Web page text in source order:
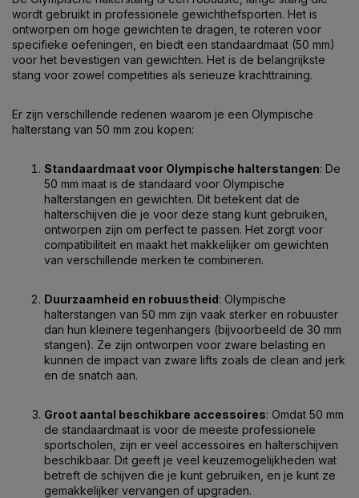
wordt gebruikt in professionele gewichthefsporten. Het is
ontworpen om hoge gewichten te dragen, te roteren voor
specifieke oefeningen, en biedt een standaardmaat (50 mm)
voor het bevestigen van gewichten. Het is de belangrijkste
stang voor zowel competities als serieuze krachttraining.
Er zijn verschillende redenen waarom je een Olympische
halterstang van 50 mm zou kopen:
Standaardmaat voor Olympische halterstangen: De
50 mm maat is de standaard voor Olympische
halterstangen en gewichten. Dit betekent dat de
halterschijven die je voor deze stang kunt gebruiken,
ontworpen zijn om perfect te passen. Het zorgt voor
compatibiliteit en maakt het makkelijker om gewichten
van verschillende merken te combineren.
Duurzaamheid en robuustheid: Olympische
halterstangen van 50 mm zijn vaak sterker en robuuster
dan hun kleinere tegenhangers (bijvoorbeeld de 30 mm
stangen). Ze zijn ontworpen voor zware belasting en
kunnen de impact van zware lifts zoals de clean and jerk
en de snatch aan.
Groot aantal beschikbare accessoires: Omdat 50 mm
de standaardmaat is voor de meeste professionele
sportscholen, zijn er veel accessoires en halterschijven
beschikbaar. Dit geeft je veel keuzemogelijkheden wat
betreft de schijven die je kunt gebruiken, en je kunt ze
gemakkelijker vervangen of upgraden.